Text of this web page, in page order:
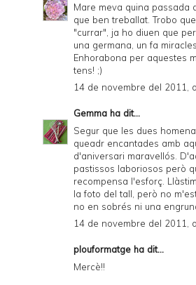
Mare meva quina passada
que ben treballat. Trobo
"currar", ja ho diuen que
una germana, un fa miracles.
Enhorabona per aquestes
tens! ;)
14 de novembre del 2011,
Gemma ha dit...
Segur que les dues
queadr encantades amb
d'aniversari maravellós.
pastissos laboriosos però
recompensa l'esforç.
la foto del tall, però no
no en sobrés ni una
14 de novembre del 2011,
plouformatge ha dit...
Mercè!!